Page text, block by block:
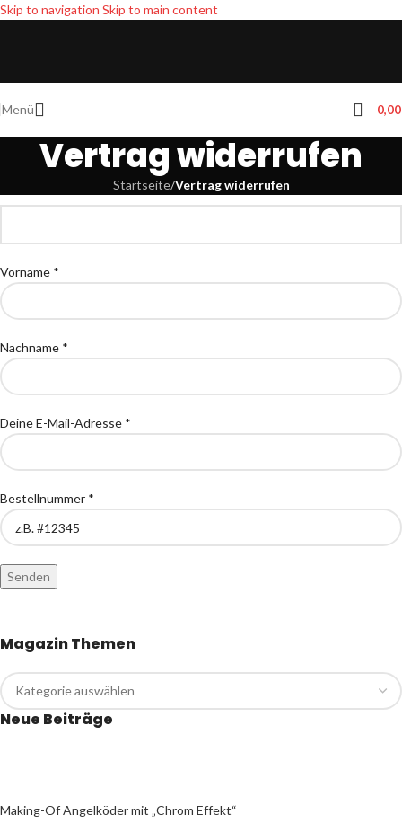
Skip to navigation Skip to main content
Menü
Vertrag widerrufen
Startseite/Vertrag widerrufen
Vorname *
Nachname *
Deine E-Mail-Adresse *
Bestellnummer *
Magazin Themen
Neue Beiträge
Making-Of Angelköder mit „Chrom Effekt“